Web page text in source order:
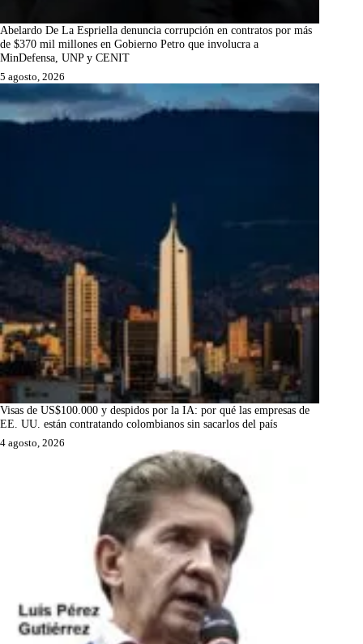
Abelardo De La Espriella denuncia corrupción en contratos por más
de $370 mil millones en Gobierno Petro que involucra a
MinDefensa, UNP y CENIT
5 agosto, 2026
Visas de US$100.000 y despidos por la IA: por qué las empresas de
EE. UU. están contratando colombianos sin sacarlos del país
4 agosto, 2026